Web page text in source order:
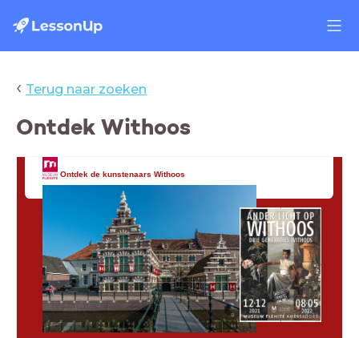
‹ Terug naar zoeken
Ontdek Withoos
Ontdek de kunstenaars Withoos